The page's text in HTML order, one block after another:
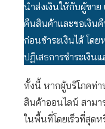
นำส่งเงินให้กับผู้ขาย
คืนสินค้าและขอเงิน
ก่อนชำระเงินได้ โด
ปฏิเสธการชำระเงิน
ทั้งนี้ หากผู้บริโภคท่า
สินค้าออนไลน์ สามา
ในพื้นที่โดยเร็วที่สุด